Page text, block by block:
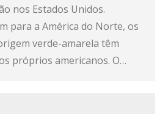
nos Estados Unidos.
para a América do Norte, os
verde-amarela têm
próprios americanos. O…